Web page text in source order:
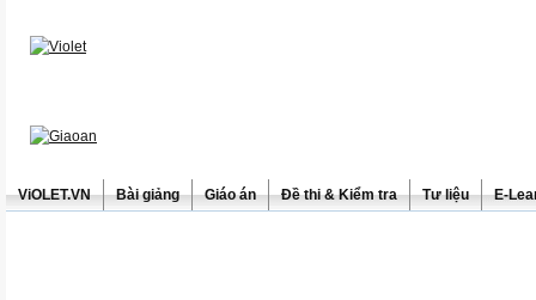
ViOLET.VN Bài giảng Giáo án Đề thi & Kiểm tra Tư liệu E-